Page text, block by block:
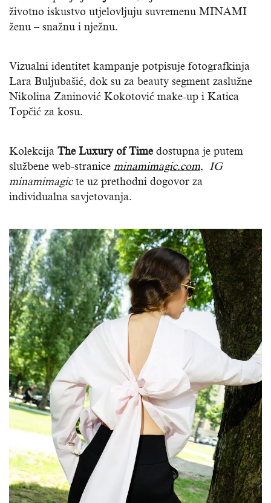
životno iskustvo utjelovljuju suvremenu MINAMI
ženu – snažnu i nježnu.
Vizualni identitet kampanje potpisuje fotografkinja
Lara Buljubašić, dok su za beauty segment zaslužne
Nikolina Zaninović Kokotović make-up i Katica
Topčić za kosu.
Kolekcija The Luxury of Timedostupna je putem
službene web-stranice minamimagic.com, IG
minamimagicte uz prethodni dogovor za
individualna savjetovanja.